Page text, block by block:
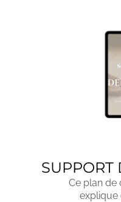
SUPPORT
Ce plan de
explique